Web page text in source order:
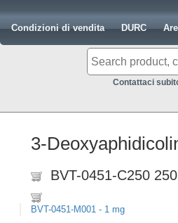
Condizioni di vendita DURC
Contattaci
3-
BVT-0451-C250
BVT-0451-M001 - 1 mg